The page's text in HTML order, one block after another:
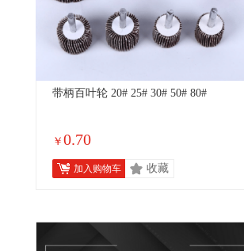
带柄百叶轮 20# 25# 30# 50# 80#
￥ 0.70
加入购物车 收藏